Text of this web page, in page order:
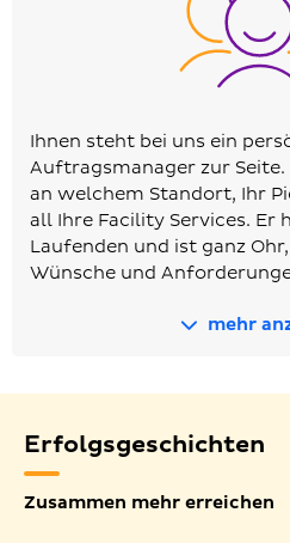
Ihnen steht bei uns ein
Auftragsmanager zur
an welchem Standort, Ihr
all Ihre Facility Services. Er
Laufenden und ist ganz
Wünsche und
mehr
Erfolgsgeschichten
Zusammen mehr erreichen